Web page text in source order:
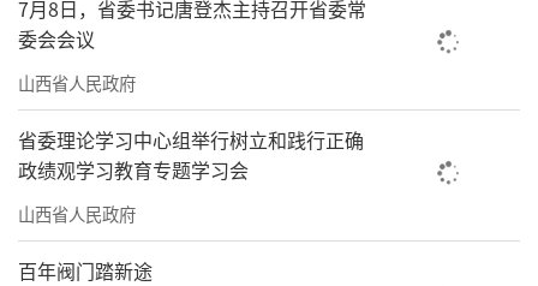
影作品和巧思文创，生动具象地呈现了华夏
5000年璀璨文明。他感谢了所有参与和支持此
次活动的单位和个人，并希望更多的人能够通
过此类活动认识山西文化的丰厚积淀，实地探
访古建，体验非遗文化，品尝山西美食。
7月8日，省委书记唐登杰主持召开省委常
委会会议
山西省人民政府
省委理论学习中心组举行树立和践行正确
政绩观学习教育专题学习会
山西省人民政府
百年阀门踏新途